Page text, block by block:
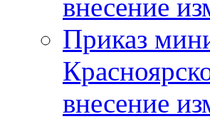
внесение
Приказ
внесение